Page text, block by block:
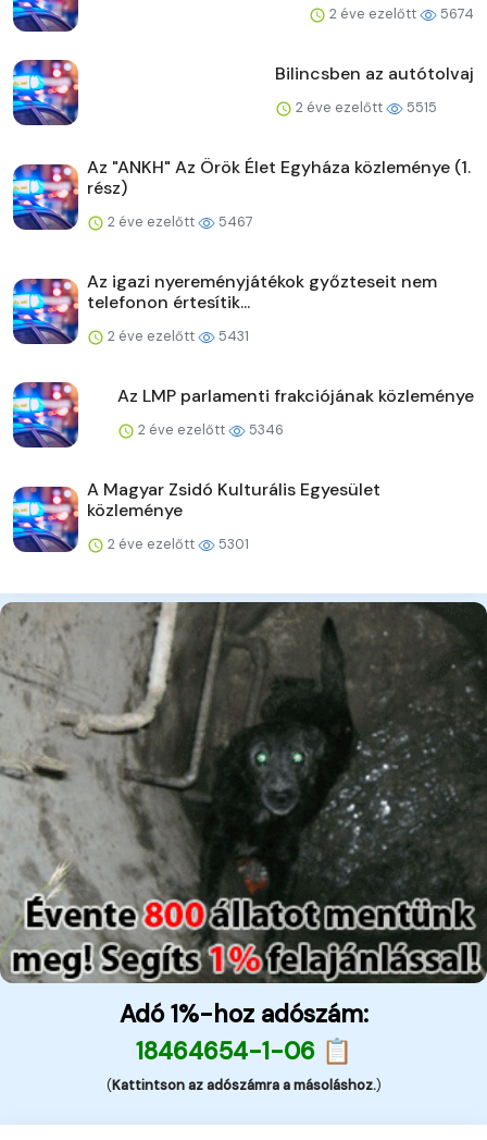
2 éve ezelőtt 5674
Bilincsben az autótolvaj
2 éve ezelőtt 5515
Az "ANKH" Az Örök Élet Egyháza közleménye (1.
rész)
2 éve ezelőtt 5467
Az igazi nyereményjátékok győzteseit nem
telefonon értesítik...
2 éve ezelőtt 5431
Az LMP parlamenti frakciójának közleménye
2 éve ezelőtt 5346
A Magyar Zsidó Kulturális Egyesület
közleménye
2 éve ezelőtt 5301
Adó 1%-hoz adószám:
18464654-1-06 📋
(Kattintson az adószámra a másoláshoz.)